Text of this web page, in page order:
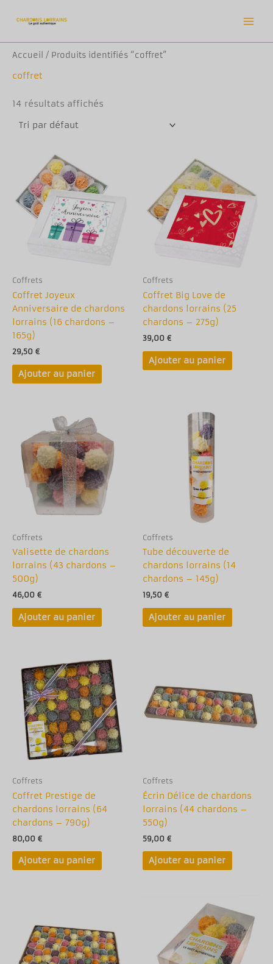
Accueil / Produits identifiés “coffret”
coffret
14 résultats affichés
Coffrets
Coffret Joyeux
Anniversaire de chardons
lorrains (16 chardons –
165g)
29,50 €
Ajouter au panier
Coffrets
Coffret Big Love de
chardons lorrains (25
chardons – 275g)
39,00 €
Ajouter au panier
Coffrets
Valisette de chardons
lorrains (43 chardons –
500g)
46,00 €
Ajouter au panier
Coffrets
Tube découverte de
chardons lorrains (14
chardons – 145g)
19,50 €
Ajouter au panier
Coffrets
Coffret Prestige de
chardons lorrains (64
chardons – 790g)
80,00 €
Ajouter au panier
Coffrets
Écrin Délice de chardons
lorrains (44 chardons –
550g)
59,00 €
Ajouter au panier